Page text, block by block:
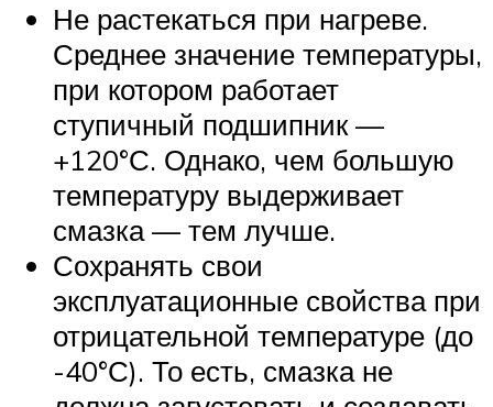
Не растекаться при нагреве.
Среднее значение температуры,
при котором работает
ступичный подшипник —
+120°С. Однако, чем большую
температуру выдерживает
смазка — тем лучше.
Сохранять свои
эксплуатационные свойства при
отрицательной температуре (до
-40°С). То есть, смазка не